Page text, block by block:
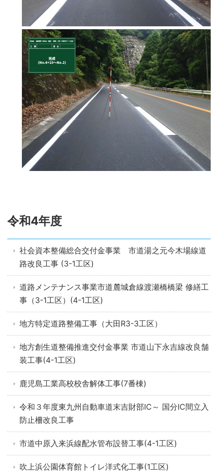
令和4年度
社会資本整備総合交付金事業 市道湯之元今木場線道
路改良工事 (3-1工区)
道路メンテナンス事業市道麓城倉線渡瀬橋橋梁 修繕工
事（3-1工区）(4-1工区)
地方特定道路整備工事（大田R3-3工区）
地方創生道整備推進交付金事業 市道山下永吉線改良舗
装工事(4-1工区)
鹿児島工業高校校舎解体工事(7番棟)
令和３年度東九州自動車道末吉財部IC～ 国分IC間立入
防止柵改良工事
市道中原入来浜線配水管布設替工事(4-1工区)
吹上浜公園体育館トイレ洋式化工事(1工区)